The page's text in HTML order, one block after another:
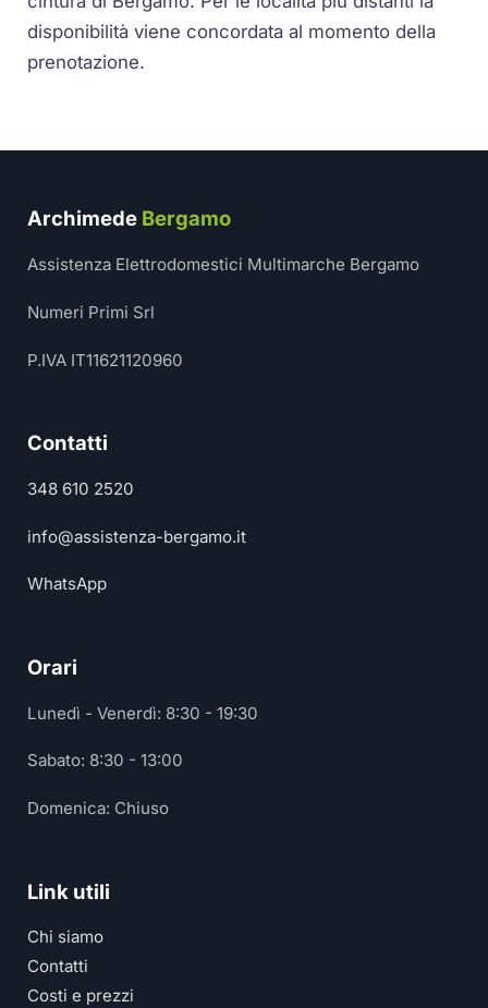
disponibilità viene concordata al momento della
prenotazione.
Archimede Bergamo
Assistenza Elettrodomestici Multimarche Bergamo
Numeri Primi Srl
P.IVA IT11621120960
Contatti
348 610 2520
info@assistenza-bergamo.it
WhatsApp
Orari
Lunedì - Venerdì: 8:30 - 19:30
Sabato: 8:30 - 13:00
Domenica: Chiuso
Link utili
Chi siamo
Contatti
Costi e prezzi